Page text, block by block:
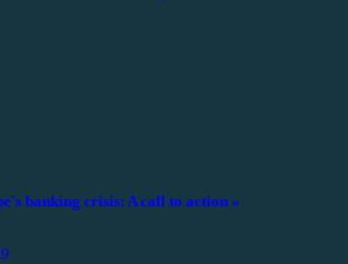
banking crisis: A call to action »